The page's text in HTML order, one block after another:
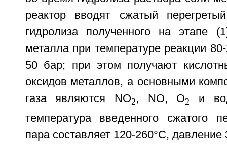
реактор вводят сжатый
гидролиза полученного на этапе
металла при температуре реакции
50 бар; при этом получают
оксидов металлов, а основными
газа являются NO2, NO, О2
и
температура введенного сжатого
пара составляет 120-260°С, давление